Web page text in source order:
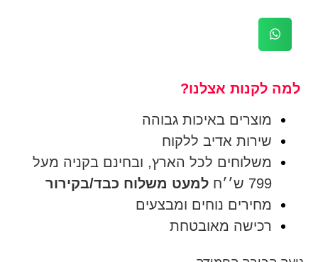
למה לקנות אצלנו?
מוצרים באיכות גבוהה
שירות אדיב ללקוח
משלוחים לכל הארץ, ובחינם בקניה מעל
799 ש׳׳ח
למעט משלוח כבד/בקירור
מחירים נוחים ומבצעים
רכישה מאובטחת